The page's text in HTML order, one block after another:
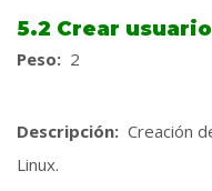
5.2 Crear
Peso: 2
Descripción: Creación
Linux.